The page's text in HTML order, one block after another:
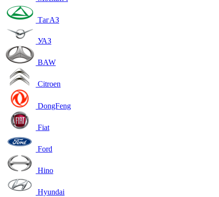
ТагАЗ
УАЗ
BAW
Citroen
DongFeng
Fiat
Ford
Hino
Hyundai